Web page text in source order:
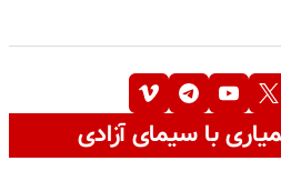
با سیمای آزادی